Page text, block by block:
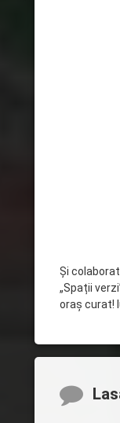
Și
„Spații
oraș curat!